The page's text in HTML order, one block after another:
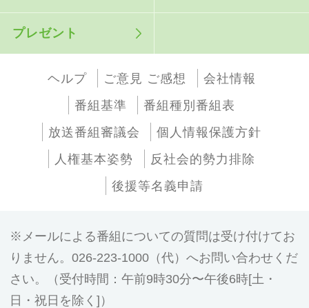
プレゼント
ヘルプ ご意見 ご感想
会社情報
番組基準
番組種別番組表
放送番組審議会
個人情報保護方針
人権基本姿勢
反社会的勢力排除
後援等名義申請
メールによる番組についての質問は受け付けてお
りません。026-223-1000（代）へお問い合わせくだ
さい。（受付時間：午前9時30分〜午後6時[土・
日・祝日を除く]）